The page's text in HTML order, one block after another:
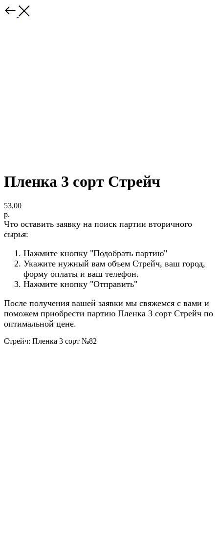
Пленка 3 сорт Стрейч
53,00
р.
Что оставить заявку на поиск партии вторичного
сырья:
Нажмите кнопку "Подобрать партию"
Укажите нужный вам объем Стрейч, ваш город,
форму оплаты и ваш телефон.
Нажмите кнопку "Отправить"
После получения вашей заявки мы свяжемся с вами и
поможем приобрести партию Пленка 3 сорт Стрейч по
оптимальной цене.
Стрейч: Пленка 3 сорт №82